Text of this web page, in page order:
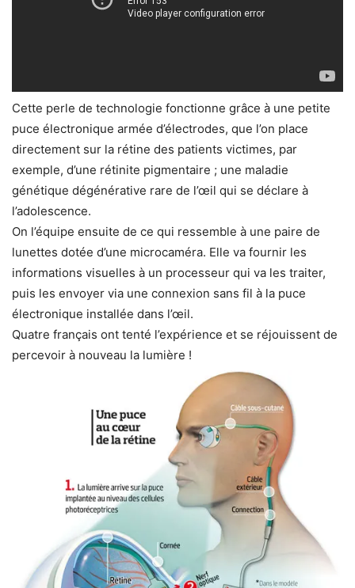
Cette perle de technologie fonctionne grâce à une petite
puce électronique armée d’électrodes, que l’on place
directement sur la rétine des patients victimes, par
exemple, d’une rétinite pigmentaire ; une maladie
génétique dégénérative rare de l’œil qui se déclare à
l’adolescence.
On l’équipe ensuite de ce qui ressemble à une paire de
lunettes dotée d’une microcaméra. Elle va fournir les
informations visuelles à un processeur qui va les traiter,
puis les envoyer via une connexion sans fil à la puce
électronique installée dans l’œil.
Quatre français ont tenté l’expérience et se réjouissent de
percevoir à nouveau la lumière !